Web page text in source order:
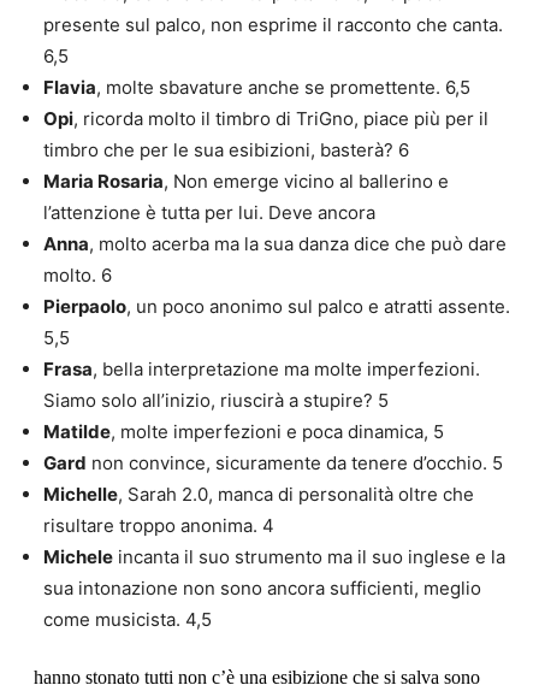
presente sul palco, non esprime il racconto che canta.
6,5
Flavia, molte sbavature anche se promettente. 6,5
Opi, ricorda molto il timbro di TriGno, piace più per il
timbro che per le sua esibizioni, basterà? 6
Maria Rosaria, Non emerge vicino al ballerino e
l’attenzione è tutta per lui. Deve ancora
Anna, molto acerba ma la sua danza dice che può dare
molto. 6
Pierpaolo, un poco anonimo sul palco e atratti assente.
5,5
Frasa, bella interpretazione ma molte imperfezioni.
Siamo solo all’inizio, riuscirà a stupire? 5
Matilde, molte imperfezioni e poca dinamica, 5
Gard non convince, sicuramente da tenere d’occhio. 5
Michelle, Sarah 2.0, manca di personalità oltre che
risultare troppo anonima. 4
Michele incanta il suo strumento ma il suo inglese e la
sua intonazione non sono ancora sufficienti, meglio
come musicista. 4,5
hanno stonato tutti non c’è una esibizione che si salva sono